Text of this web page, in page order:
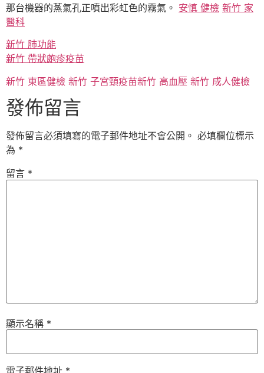
那台機器的蒸氣孔正噴出彩虹色的霧氣。 安慎 健檢 新竹 家
醫科
新竹 肺功能
新竹 帶狀皰疹疫苗
新竹 東區健檢 新竹 子宮頸疫苗新竹 高血壓 新竹 成人健檢
發佈留言
發佈留言必須填寫的電子郵件地址不會公開。 必填欄位標示
為 *
留言 *
顯示名稱 *
電子郵件地址 *